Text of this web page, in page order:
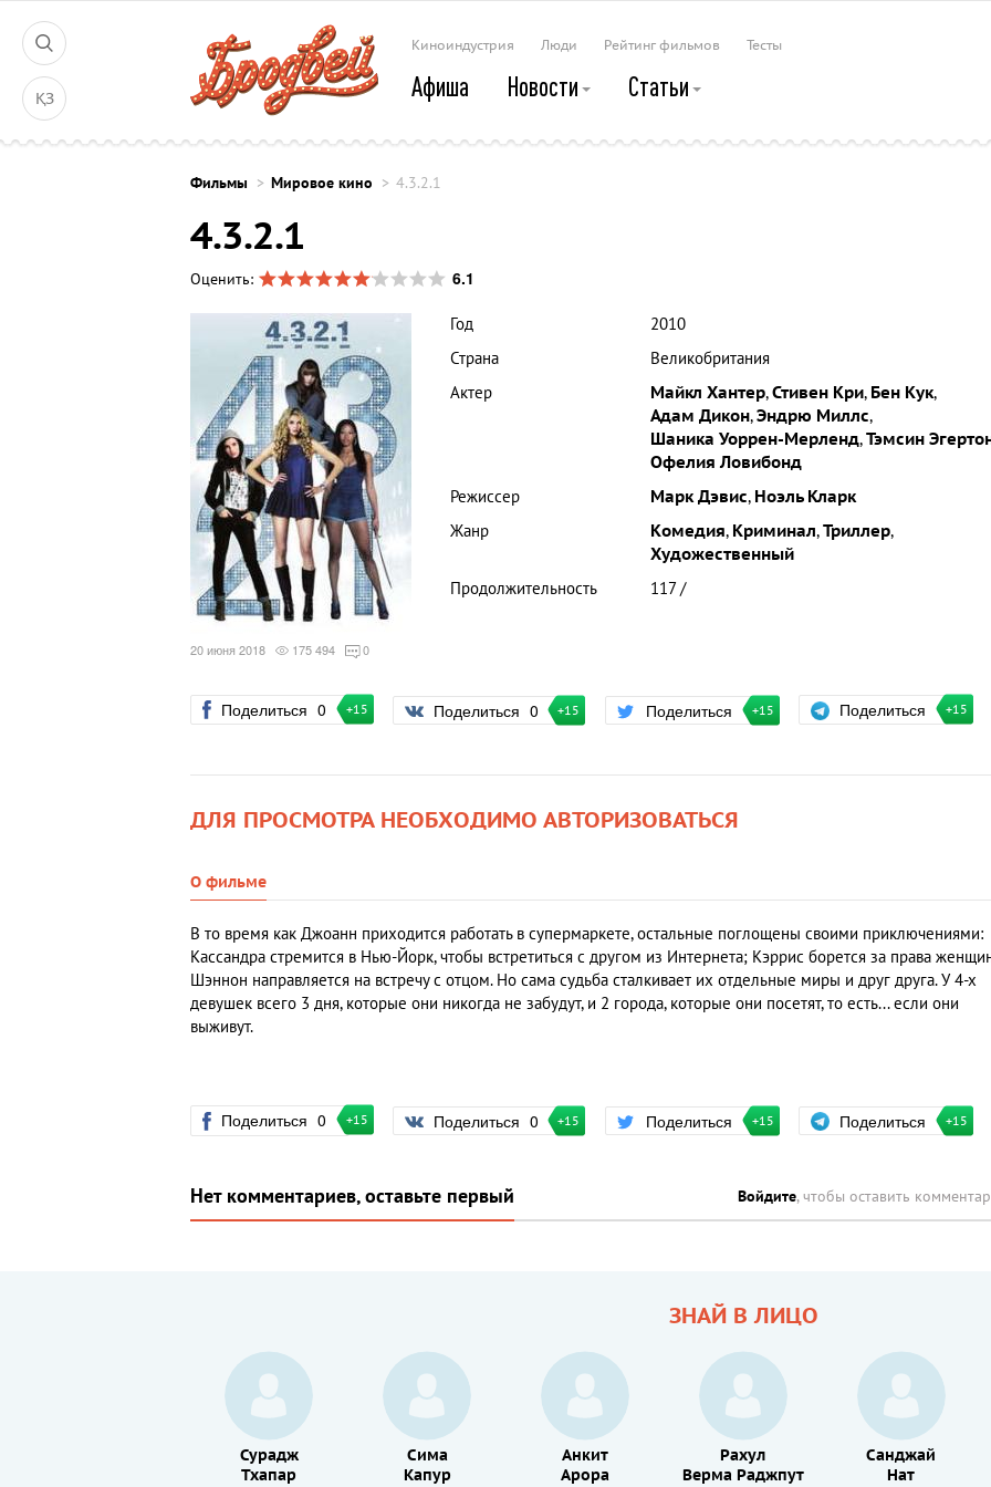
ҚЗ
Киноиндустрия Люди Рейтинг фильмов Тесты
Афиша Новости Статьи
Фильмы Мировое кино 4.3.2.1
4.3.2.1
Оценить: 6.1
20 июня 2018 175 494 0
Год
2010
Страна
Великобритания
Актер
Майкл Хантер,Стивен Кри, Бен Кук,
Адам Дикон,Эндрю Миллс,
Шаника Уоррен-Мерленд,Тэмсин
Офелия Ловибонд
Режиссер
Марк Дэвис, Ноэль Кларк
Жанр
Комедия, Криминал,Триллер,
Художественный
Продолжительность
117 /
Поделиться 0 +15 Поделиться 0 +15 Поделиться +15 Поделиться +15
ДЛЯ ПРОСМОТРА НЕОБХОДИМО АВТОРИЗОВАТЬСЯ
О фильме
В то время как Джоанн приходится работать в супермаркете, остальные поглощены своими приключениями:
Кассандра стремится в Нью-Йорк, чтобы встретиться с другом из Интернета; Кэррис борется за права
Шэннон направляется на встречу с отцом. Но сама судьба сталкивает их отдельные миры и друг друга. У 4-х
девушек всего 3 дня, которые они никогда не забудут, и 2 города, которые они посетят, то есть... если они
выживут.
Поделиться 0 +15 Поделиться 0 +15 Поделиться +15 Поделиться +15
Нет комментариев, оставьте первый Войдите, чтобы оставить
ЗНАЙ В ЛИЦО
Сурадж
Тхапар
Сима
Капур
Анкит
Арора
Рахул
Верма Раджпут
Санджай
Нат